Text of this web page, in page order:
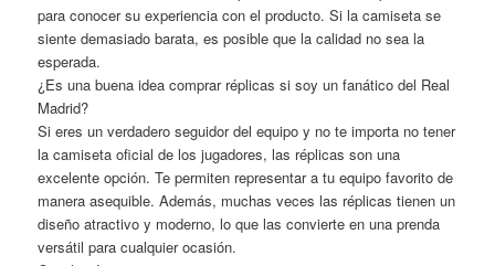
para conocer su experiencia con el producto. Si la camiseta se
siente demasiado barata, es posible que la calidad no sea la
esperada.
¿Es una buena idea comprar réplicas si soy un fanático del Real
Madrid?
Si eres un verdadero seguidor del equipo y no te importa no tener
la camiseta oficial de los jugadores, las réplicas son una
excelente opción. Te permiten representar a tu equipo favorito de
manera asequible. Además, muchas veces las réplicas tienen un
diseño atractivo y moderno, lo que las convierte en una prenda
versátil para cualquier ocasión.